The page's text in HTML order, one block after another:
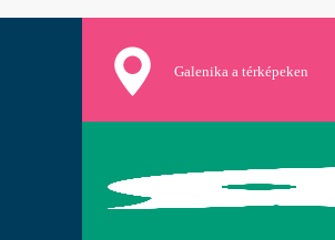
Galenika a térképeken